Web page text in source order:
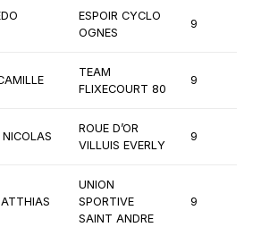
ESPOIR CYCLO
OGNES
9
TEAM
FLIXECOURT 80
9
ROUE D’OR
VILLUIS EVERLY
9
UNION
SPORTIVE
SAINT ANDRE
9